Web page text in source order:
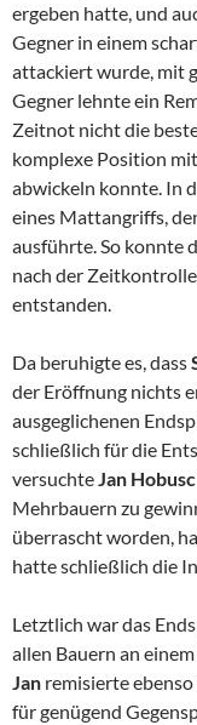
ergeben hatte, und
Gegner in einem
attackiert wurde, mit
Gegner lehnte ein
Zeitnot nicht die
komplexe Position
abwickeln konnte. In
eines Mattangriffs,
ausführte. So konnte
nach der
entstanden.
Da beruhigte es, dass
der Eröffnung nichts
ausgeglichenen
schließlich für die
versuchteJan
Mehrbauern zu
überrascht worden,
hatte schließlich die
Letztlich war das
allen Bauern an
Jan remisierte
für genügend